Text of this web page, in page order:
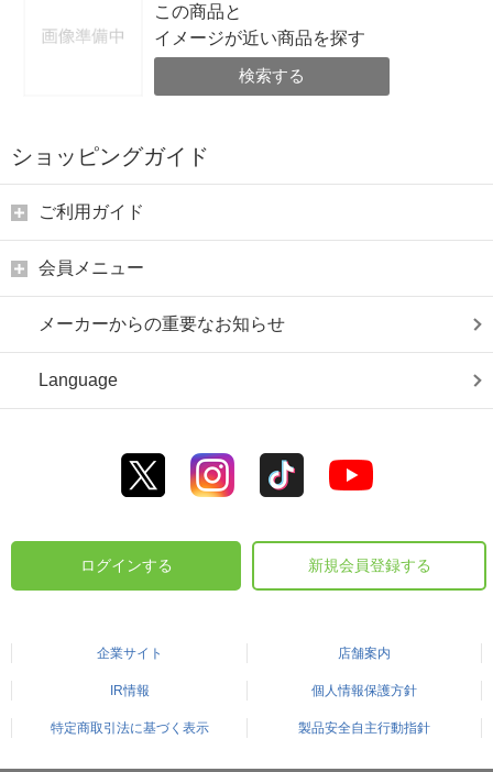
この商品と
イメージが近い商品を探す
検索する
ショッピングガイド
ご利用ガイド
会員メニュー
メーカーからの重要なお知らせ
Language
ログインする 新規会員登録する
企業サイト 店舗案内
IR情報 個人情報保護方針
特定商取引法に基づく表示 製品安全自主行動指針